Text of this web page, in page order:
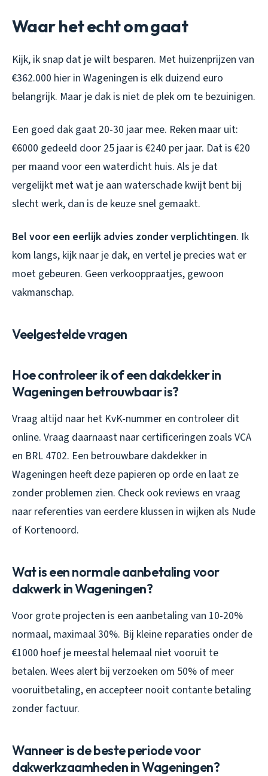
Waar het echt om gaat
Kijk, ik snap dat je wilt besparen. Met huizenprijzen van
€362.000 hier in Wageningen is elk duizend euro
belangrijk. Maar je dak is niet de plek om te bezuinigen.
Een goed dak gaat 20-30 jaar mee. Reken maar uit:
€6000 gedeeld door 25 jaar is €240 per jaar. Dat is €20
per maand voor een waterdicht huis. Als je dat
vergelijkt met wat je aan waterschade kwijt bent bij
slecht werk, dan is de keuze snel gemaakt.
Bel voor een eerlijk advies zonder verplichtingen. Ik
kom langs, kijk naar je dak, en vertel je precies wat er
moet gebeuren. Geen verkooppraatjes, gewoon
vakmanschap.
Veelgestelde vragen
Hoe controleer ik of een dakdekker in
Wageningen betrouwbaar is?
Vraag altijd naar het KvK-nummer en controleer dit
online. Vraag daarnaast naar certificeringen zoals VCA
en BRL 4702. Een betrouwbare dakdekker in
Wageningen heeft deze papieren op orde en laat ze
zonder problemen zien. Check ook reviews en vraag
naar referenties van eerdere klussen in wijken als Nude
of Kortenoord.
Wat is een normale aanbetaling voor
dakwerk in Wageningen?
Voor grote projecten is een aanbetaling van 10-20%
normaal, maximaal 30%. Bij kleine reparaties onder de
€1000 hoef je meestal helemaal niet vooruit te
betalen. Wees alert bij verzoeken om 50% of meer
vooruitbetaling, en accepteer nooit contante betaling
zonder factuur.
Wanneer is de beste periode voor
dakwerkzaamheden in Wageningen?